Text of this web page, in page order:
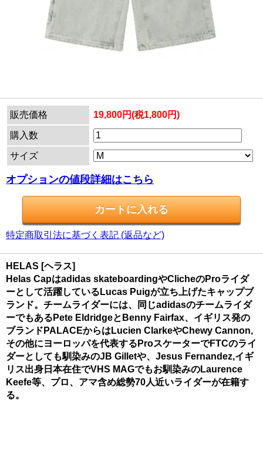
販売価格 19,800円(税1,800円)
購入数
サイズ
オプションの値段詳細はこちら
特定商取引法に基づく表記 (返品など)
HELAS [ヘラス]
Helas Capはadidas skateboardingやClicheのProライダ
ーとして活躍しているLucas Puigが立ち上げたキャップブ
ランド。チームライダーには、同じadidasのチームライダ
ーでもあるPete EldridgeとBenny Fairfax、イギリス発の
ブランドPALACEからはLucien ClarkeやChewy Cannon,
その他にヨーロッパを代表するProスケーターでFTCのライ
ダーとしても馴染みのJB Gilletや、Jesus Fernandez,イギ
リス出身日本在住でVHS MAGでもお馴染みのLaurence
Keefe等、プロ、アマ含め総勢70人近いライダーが在籍す
る。